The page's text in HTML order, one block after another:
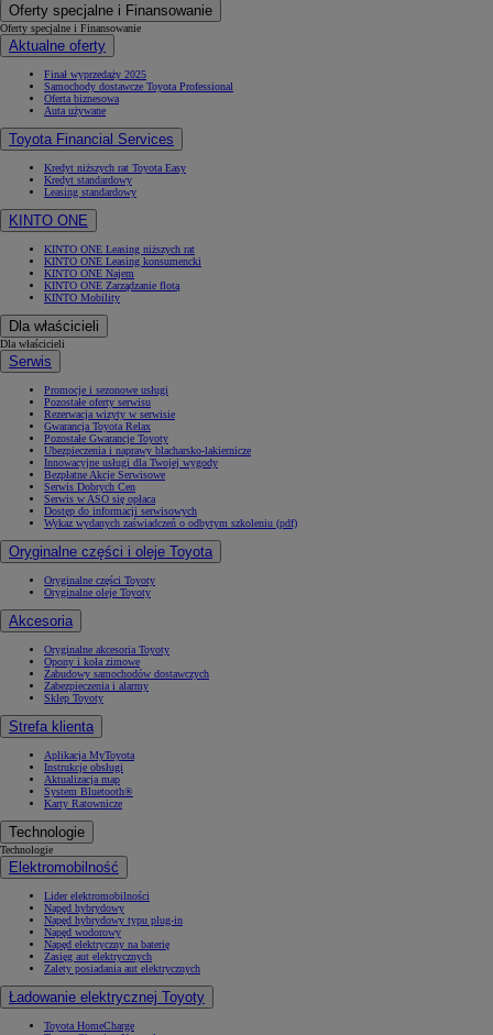
Oferty specjalne i Finansowanie
Oferty specjalne i Finansowanie
Aktualne oferty
Finał wyprzedaży 2025
Samochody dostawcze Toyota Professional
Oferta biznesowa
Auta używane
Toyota Financial Services
Kredyt niższych rat Toyota Easy
Kredyt standardowy
Leasing standardowy
KINTO ONE
KINTO ONE Leasing niższych rat
KINTO ONE Leasing konsumencki
KINTO ONE Najem
KINTO ONE Zarządzanie flotą
KINTO Mobility
Dla właścicieli
Dla właścicieli
Serwis
Promocje i sezonowe usługi
Pozostałe oferty serwisu
Rezerwacja wizyty w serwisie
Gwarancja Toyota Relax
Pozostałe Gwarancje Toyoty
Ubezpieczenia i naprawy blacharsko-lakiernicze
Innowacyjne usługi dla Twojej wygody
Bezpłatne Akcje Serwisowe
Serwis Dobrych Cen
Serwis w ASO się opłaca
Dostęp do informacji serwisowych
Wykaz wydanych zaświadczeń o odbytym szkoleniu (pdf)
Oryginalne części i oleje Toyota
Oryginalne części Toyoty
Oryginalne oleje Toyoty
Akcesoria
Oryginalne akcesoria Toyoty
Opony i koła zimowe
Zabudowy samochodów dostawczych
Zabezpieczenia i alarmy
Sklep Toyoty
Strefa klienta
Aplikacja MyToyota
Instrukcje obsługi
Aktualizacja map
System Bluetooth®
Karty Ratownicze
Technologie
Technologie
Elektromobilność
Lider elektromobilności
Napęd hybrydowy
Napęd hybrydowy typu plug-in
Napęd wodorowy
Napęd elektryczny na baterię
Zasięg aut elektrycznych
Zalety posiadania aut elektrycznych
Ładowanie elektrycznej Toyoty
Toyota HomeCharge